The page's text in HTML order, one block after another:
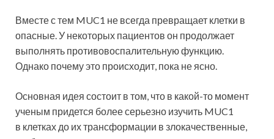
Вместе с тем MUC1 не всегда превращает клетки в
опасные. У некоторых пациентов он продолжает
выполнять противовоспалительную функцию.
Однако почему это происходит, пока не ясно.
Основная идея состоит в том, что в какой-то момент
ученым придется более серьезно изучить MUC1
в клетках до их трансформации в злокачественные,